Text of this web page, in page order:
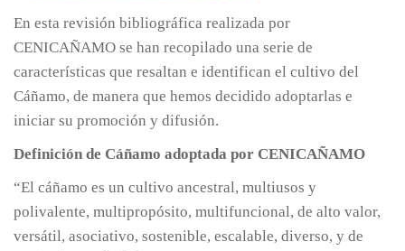
En esta revisión bibliográfica realizada por
CENICAÑAMO se han recopilado una serie de
características que resaltan e identifican el cultivo del
Cáñamo, de manera que hemos decidido adoptarlas e
iniciar su promoción y difusión.
Definición de Cáñamo adoptada por CENICAÑAMO
“El cáñamo es un cultivo ancestral, multiusos y
polivalente, multipropósito, multifuncional, de alto valor,
versátil, asociativo, sostenible, escalable, diverso, y de